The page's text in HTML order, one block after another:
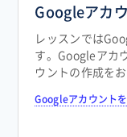
Googleアカ
レッスンでは
す。Googleアカ
ウントの作成を
Googleアカウント